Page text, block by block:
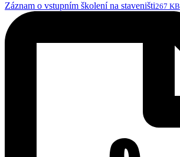
Záznam o vstupním školení na staveništi267 KB